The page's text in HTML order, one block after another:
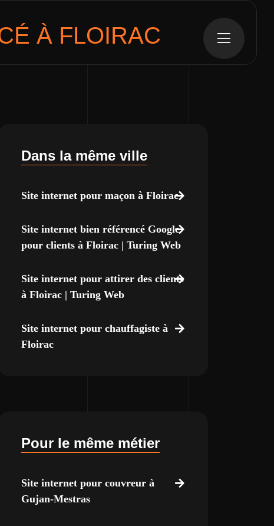
À FLOIRAC
Dans la même ville
Site internet pour maçon à Floirac
Site internet bien référencé Google
pour clients à Floirac | Turing Web
Site internet pour attirer des clients
à Floirac | Turing Web
Site internet pour chauffagiste à
Floirac
Pour le même métier
Site internet pour couvreur à
Gujan-Mestras